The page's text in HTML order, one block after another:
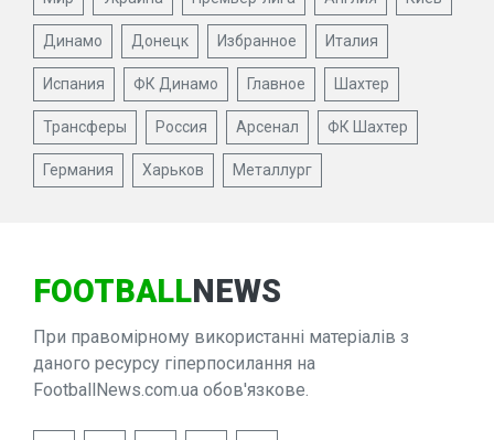
Динамо Донецк Избранное Италия
Испания ФК Динамо Главное Шахтер
Трансферы Россия Арсенал ФК Шахтер
Германия Харьков Металлург
FOOTBALLNEWS
При правомірному використанні матеріалів з
даного ресурсу гіперпосилання на
FootballNews.com.ua обов'язкове.